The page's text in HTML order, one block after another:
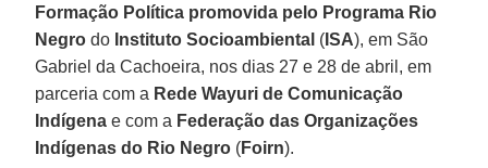
Formação Política promovida pelo Programa Rio
Negro do Instituto Socioambiental ( ISA), em São
Gabriel da Cachoeira, nos dias 27 e 28 de abril, em
parceria com a Rede Wayuri de Comunicação
Indígena e com a Federação das Organizações
Indígenas do Rio Negro (Foirn).